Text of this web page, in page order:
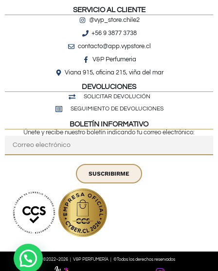
SERVICIO AL CLIENTE
@vyp_store.chile2
+56 9 3877 3738
contacto@app.vypstore.cl
V&P Perfumeria
Viana 915, oficina 215, viña del mar
DEVOLUCIONES
SOLICITAR DEVOLUCIÓN
SEGUIMIENTO DE DEVOLUCIONES
BOLETÍN INFORMATIVO
Únete y recibe nuestro boletín indicando tu correo electrónico:
SUSCRIBIRME
©2022~2026 | V&P PERFUMERÍA | ©Todos los derechos reservados